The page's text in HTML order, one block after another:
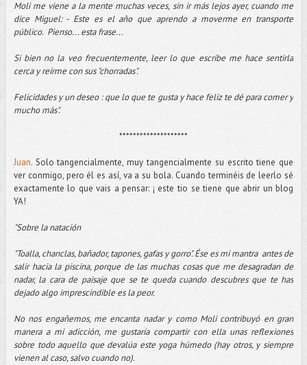
Moli me viene a la mente muchas veces, sin ir más lejos ayer, cuando me
dice Miguel: - Este es el año que aprendo a moverme en transporte
público. Pienso... esta frase...
Si bien no la veo frecuentemente, leer lo que escribe me hace sentirla
cerca y reírme con sus "chorradas".
Felicidades y un deseo : que lo que te gusta y hace feliz te dé para comer y
mucho más".
********************
Juan. Solo tangencialmente, muy tangencialmente su escrito tiene que
ver conmigo, pero él es así, va a su bola. Cuando terminéis de leerlo sé
exactamente lo que vais a pensar: ¡ este tio se tiene que abrir un blog
YA!
"Sobre la natación
"Toalla, chanclas, bañador, tapones, gafas y gorro". Ése es mi mantra antes de
salir hacia la piscina, porque de las muchas cosas que me desagradan de
nadar, la cara de paisaje que se te queda cuando descubres que te has
dejado algo imprescindible es la peor.
No nos engañemos, me encanta nadar y como Moli contribuyó en gran
manera a mi adicción, me gustaría compartir con ella unas reflexiones
sobre todo aquello que devalúa este yoga húmedo (hay otros, y siempre
vienen al caso, salvo cuando no).